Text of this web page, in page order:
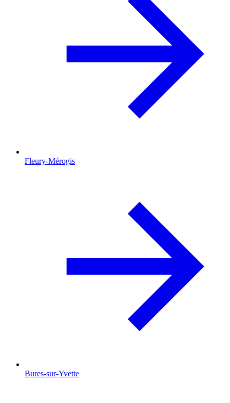
Fleury-Mérogis
Bures-sur-Yvette